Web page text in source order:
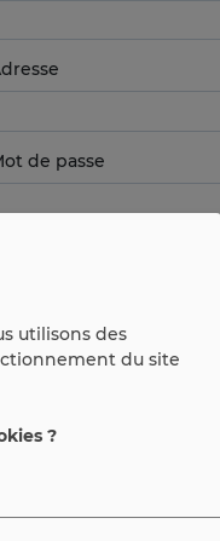
de passe
avez déjà un compte
utilisons des
du site
?